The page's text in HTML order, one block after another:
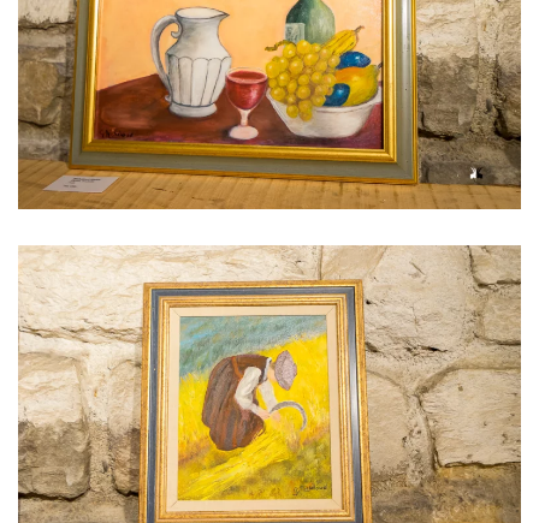
Voir l'image
Voir l'image